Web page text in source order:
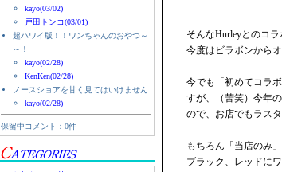
kayo(03/02)
戸田トンコ(03/01)
超ハワイ版！！ワンちゃんのおやつ～
～！
kayo(02/28)
KenKen(02/28)
ノースショアを甘く見てはいけません
kayo(02/28)
保留中コメント：0件
そんなHurleyとのコラ
今度はビラボンから
今でも「初めてコラ
すが、（苦笑）今年
ので、お店でもラス
もちろん「当店のみ
ブラック、レッドに